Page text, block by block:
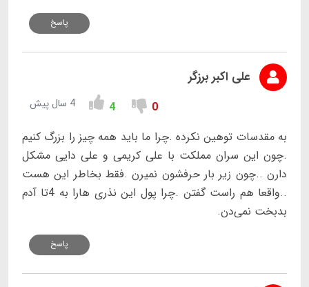
پاسخ
علی اکبر برزگر
0
4 4 سال پیش
به مقدسات توهین نکرده .چرا ما باید همه چیز را بزرگ کنیم
.چون این سران مملکت با علی کریمی و علی دایی مشکل
دارن ..چون زیر بار حرفشون نمیرن .فقط بخاطر این هست
..واقعا هم راست گفتن .چرا پول این نذری هارا به 4تا آدم
بدبخت نمی‌دن.
پاسخ